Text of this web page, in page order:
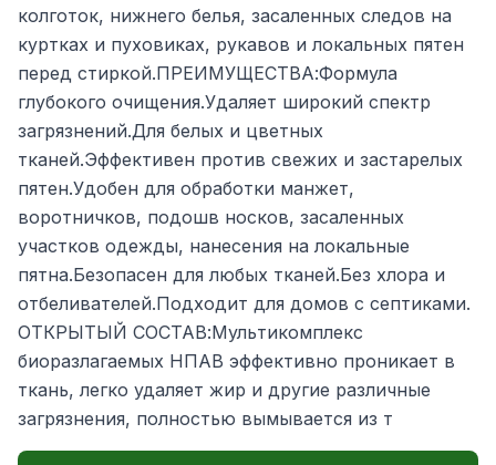
колготок, нижнего белья, засаленных следов на
куртках и пуховиках, рукавов и локальных пятен
перед стиркой.ПРЕИМУЩЕСТВА:Формула
глубокого очищения.Удаляет широкий спектр
загрязнений.Для белых и цветных
тканей.Эффективен против свежих и застарелых
пятен.Удобен для обработки манжет,
воротничков, подошв носков, засаленных
участков одежды, нанесения на локальные
пятна.Безопасен для любых тканей.Без хлора и
отбеливателей.Подходит для домов с септиками.
ОТКРЫТЫЙ СОСТАВ:Мультикомплекс
биоразлагаемых НПАВ эффективно проникает в
ткань, легко удаляет жир и другие различные
загрязнения, полностью вымывается из т